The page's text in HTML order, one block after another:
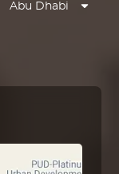
Abu Dhabi